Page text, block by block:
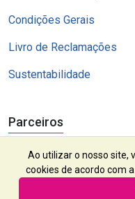
Condições Gerais
Livro de Reclamações
Sustentabilidade
Parceiros
Ao utilizar o nosso site,
cookies de acordo com